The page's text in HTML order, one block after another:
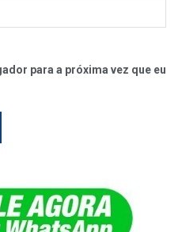
para a próxima vez que eu